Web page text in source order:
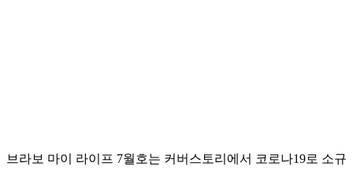
브라보 마이 라이프 7월호는 커버스토리에서 코로나19로 소규